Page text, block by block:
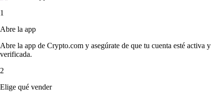
1
Abre la app
Abre la app de Crypto.com y asegúrate de que tu cuenta esté activa y
verificada.
2
Elige qué vender